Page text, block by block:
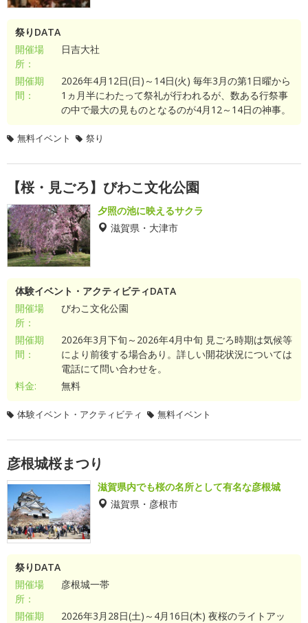
祭りDATA
開催場
所：
日吉大社
開催期
間：
2026年4月12日(日)～14日(火) 毎年3月の第1日曜から
1ヵ月半にわたって祭礼が行われるが、数ある行祭事
の中で最大の見ものとなるのが4月12～14日の神事。
無料イベント 祭り
【桜・見ごろ】びわこ文化公園
夕照の池に映えるサクラ
滋賀県・大津市
体験イベント・アクティビティDATA
開催場
所：
びわこ文化公園
開催期
間：
2026年3月下旬～2026年4月中旬 見ごろ時期は気候等
により前後する場合あり。詳しい開花状況については
電話にて問い合わせを。
料金:
無料
体験イベント・アクティビティ 無料イベント
彦根城桜まつり
滋賀県内でも桜の名所として有名な彦根城
滋賀県・彦根市
祭りDATA
開催場
所：
彦根城一帯
開催期
2026年3月28日(土)～4月16日(木) 夜桜のライトアッ